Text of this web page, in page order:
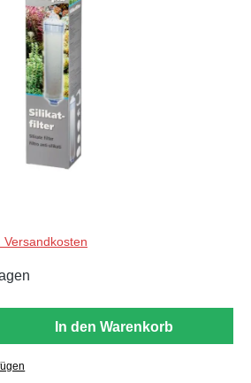
Versandkosten
In den Warenkorb